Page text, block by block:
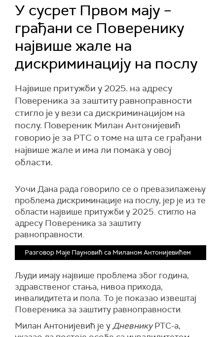
У сусрет Првом мају –
грађани се Поверенику
највише жале на
дискриминацију на послу
Највише притужби у 2025. на адресу
Повереника за заштиту равноправности
стигло је у вези са дискриминацијом на
послу. Повереник Милан Антонијевић
говорио је за РТС о томе на шта се грађани
највише жале и има ли помака у овој
области.
Уочи Дана рада говорило се о превазилажењу
проблема дискриминације на послу, јер је из те
области највише притужби у 2025. стигло на
адресу Повереника за заштиту
равноправности.
Разговор Маје Пауновић са Миланом Антонијевићем
Људи имају највише проблема због година,
здравственог стања, нивоа прихода,
инвалидитета и пола. То је показао извештај
Повереника за заштиту равноправности.
Милан Антонијевић је уДневникуРТС-а,